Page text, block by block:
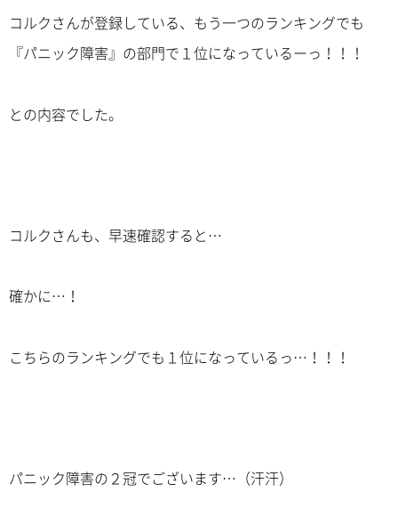
コルクさんが登録している、もう一つのランキングでも
『パニック障害』の部門で１位になっているーっ！！！
との内容でした。
コルクさんも、早速確認すると…
確かに…！
こちらのランキングでも１位になっているっ…！！！
パニック障害の２冠でございます…（汗汗）